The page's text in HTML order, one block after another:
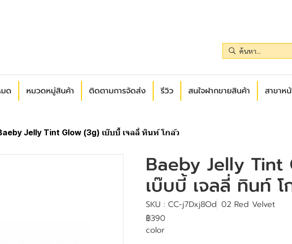
ด หมวดหมู่สินค้า ติดตามการจัดส่ง รีวิว สนใจฝากขายสินค้า สาขาห
Jelly Tint Glow (3g) เบ๊บบี้ เจลลี่ ทินท์ โกล์ว
Baeby Jelly Tint
เบ๊บบี้ เจลลี่ ทินท์ โ
SKU : CC-j7Dxj8Od 02 Red Velvet
฿390
color